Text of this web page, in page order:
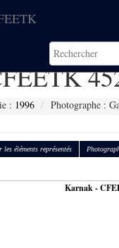
: 1996 Photographe :
éléments représentés